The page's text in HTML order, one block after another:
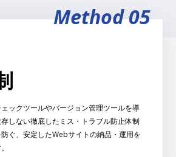
Method 05
ックツールやバージョン管理ツールを導
しない徹底したミス・トラブル防止体制
ぐ、安定したWebサイトの納品・運用を